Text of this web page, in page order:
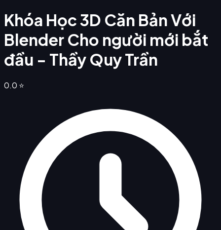
Khóa Học 3D Căn Bản Với
Blender Cho người mới bắt
đầu - Thầy Quy Trần
0.0 ⭐